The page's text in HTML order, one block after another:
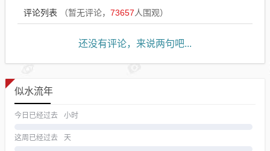
评论列表 （暂无评论， 73657人围观）
还没有评论，来说两句吧...
似水流年
今日已经过去 小时
这周已经过去 天